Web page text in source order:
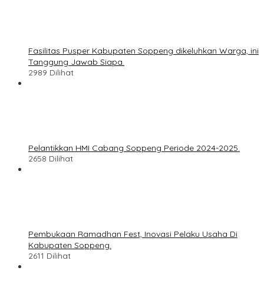
Fasilitas Pusper Kabupaten Soppeng dikeluhkan Warga, ini
Tanggung Jawab Siapa.
2989 Dilihat
Pelantikkan HMI Cabang Soppeng Periode 2024-2025.
2658 Dilihat
Pembukaan Ramadhan Fest, Inovasi Pelaku Usaha Di
Kabupaten Soppeng.
2611 Dilihat